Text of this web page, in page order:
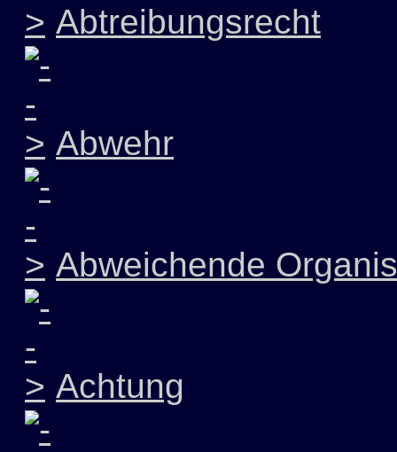
Abtreibungsrecht
Abwehr
Abweichende
Achtung